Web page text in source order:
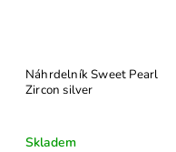
Náhrdelník Sweet Pearl
Zircon silver
Skladem